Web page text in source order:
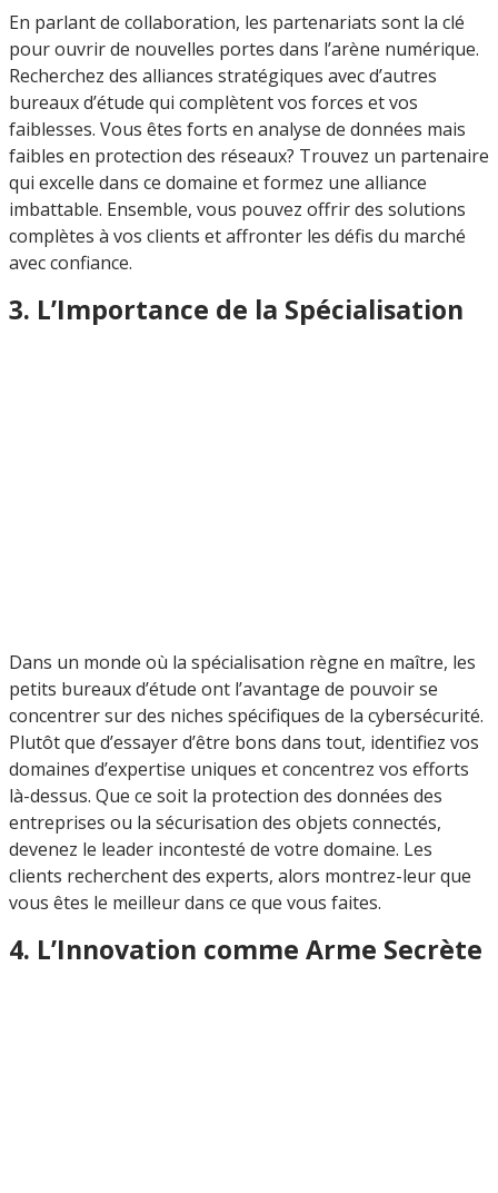
En parlant de collaboration, les partenariats sont la clé
pour ouvrir de nouvelles portes dans l’arène numérique.
Recherchez des alliances stratégiques avec d’autres
bureaux d’étude qui complètent vos forces et vos
faiblesses. Vous êtes forts en analyse de données mais
faibles en protection des réseaux? Trouvez un partenaire
qui excelle dans ce domaine et formez une alliance
imbattable. Ensemble, vous pouvez offrir des solutions
complètes à vos clients et affronter les défis du marché
avec confiance.
3. L’Importance de la Spécialisation
Dans un monde où la spécialisation règne en maître, les
petits bureaux d’étude ont l’avantage de pouvoir se
concentrer sur des niches spécifiques de la cybersécurité.
Plutôt que d’essayer d’être bons dans tout, identifiez vos
domaines d’expertise uniques et concentrez vos efforts
là-dessus. Que ce soit la protection des données des
entreprises ou la sécurisation des objets connectés,
devenez le leader incontesté de votre domaine. Les
clients recherchent des experts, alors montrez-leur que
vous êtes le meilleur dans ce que vous faites.
4. L’Innovation comme Arme Secrète